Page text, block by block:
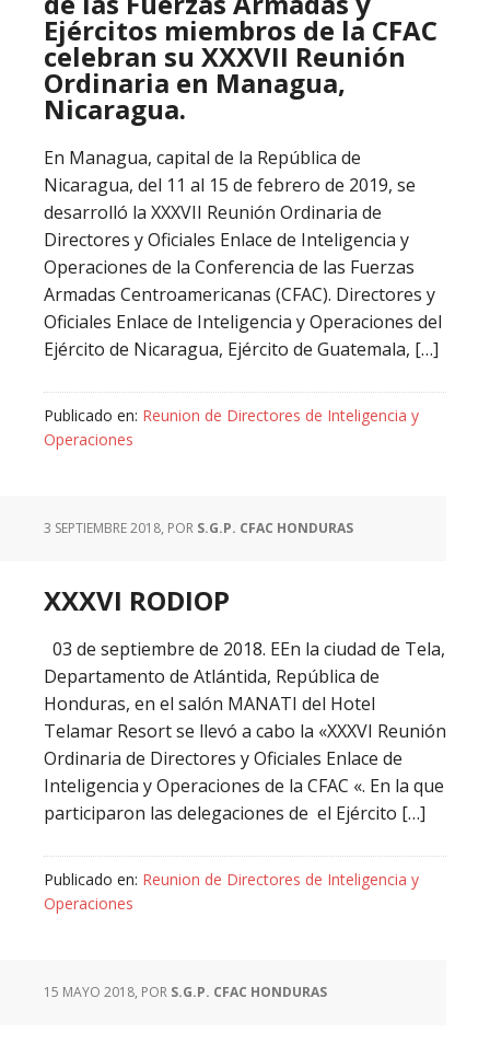
Ejércitos miembros de la CFAC
celebran su XXXVII Reunión
Ordinaria en Managua,
Nicaragua.
En Managua, capital de la República de
Nicaragua, del 11 al 15 de febrero de 2019, se
desarrolló la XXXVII Reunión Ordinaria de
Directores y Oficiales Enlace de Inteligencia y
Operaciones de la Conferencia de las Fuerzas
Armadas Centroamericanas (CFAC). Directores y
Oficiales Enlace de Inteligencia y Operaciones del
Ejército de Nicaragua, Ejército de Guatemala, […]
Publicado en: Reunion de Directores de Inteligencia y
Operaciones
3 SEPTIEMBRE 2018, POR S.G.P. CFAC HONDURAS
XXXVI RODIOP
03 de septiembre de 2018. EEn la ciudad de Tela,
Departamento de Atlántida, República de
Honduras, en el salón MANATI del Hotel
Telamar Resort se llevó a cabo la «XXXVI Reunión
Ordinaria de Directores y Oficiales Enlace de
Inteligencia y Operaciones de la CFAC «. En la que
participaron las delegaciones de el Ejército […]
Publicado en: Reunion de Directores de Inteligencia y
Operaciones
15 MAYO 2018, POR S.G.P. CFAC HONDURAS